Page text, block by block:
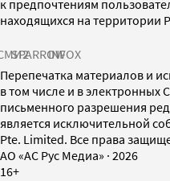
к предпочтениям
находящихся на территории
SPARROWINFOX
Перепечатка материалов и
в том числе и в
письменного разрешения
является исключительной
Pte. Limited. Все права
AO «АС Рус Медиа» · 2026
16+